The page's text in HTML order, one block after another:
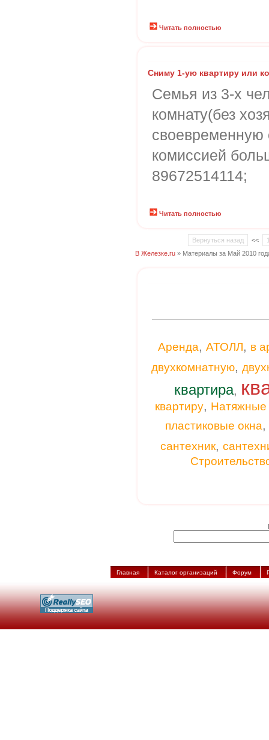
Читать полностью
Сниму 1-ую квартиру или
Семья из 3-х
комнату(без
своевременную
комиссией
89672514114;
Читать полностью
Вернуться назад <<
В Железке.ru » Материалы за Май 2010
Аренда, АТОЛЛ, в
двухкомнатную,
квартира,
квартиру, Натяжные
пластиковые окна,
сантехник,
Главная Каталог организаций Форум